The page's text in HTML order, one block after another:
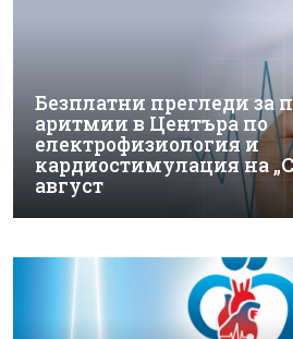
Безплатни прегледи за
аритмии в Центъра по
електрофизиология и
кардиостимулация на
август